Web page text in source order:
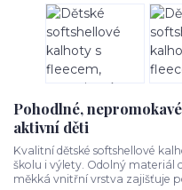
Pohodlné,
aktivní děti
Kvalitní dětské softshellové
školu i výlety. Odolný materiál
měkká vnitřní vrstva zajišťuje